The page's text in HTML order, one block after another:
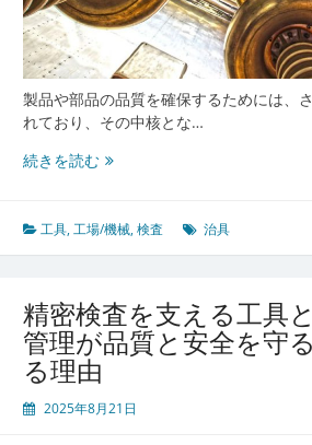
製品や部品の品質を確保するためには、
れており、その中核とな…
続きを読む製
場
の
を
支
え
る
検
工具,工場/機械,検査 治具
精密検査を支える工具
管理が品質と安全を守
る理由
2025年8月21日